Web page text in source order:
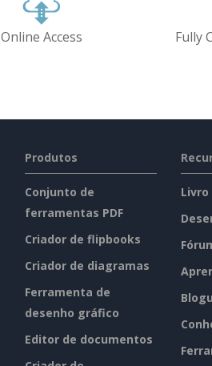
Online Access Fully
Produtos
Conjunto de
ferramentas PDF
Criador de flipbooks
Criador de diagramas
Ferramenta de
desenho gráfico
Editor de documentos
Livro